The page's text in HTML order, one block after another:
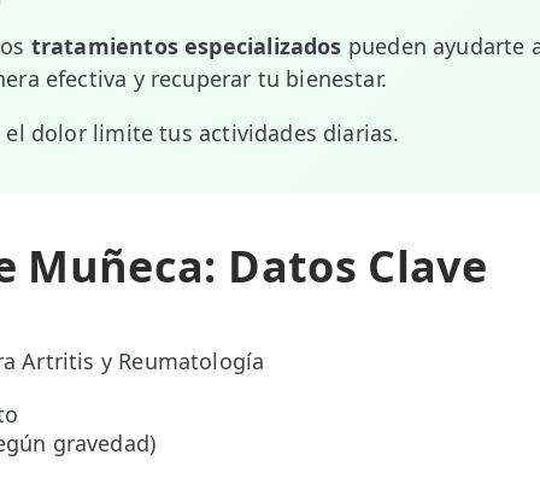
tratamientos especializados pueden ayudarte
efectiva y recuperar tu bienestar.
dolor limite tus actividades diarias.
Datos Clave
Artritis y Reumatología
gravedad)